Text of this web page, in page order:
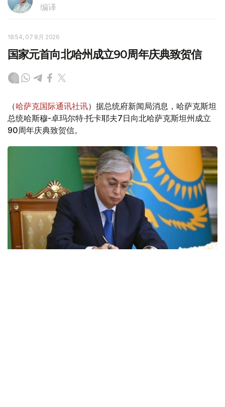
编译
18:54, 07 8月 2026
国家元首向北哈州成立90周年庆典致贺信
（哈萨克国际通讯社讯）据总统府新闻局消息，哈萨克斯坦
总统哈斯穆-卓玛尔特·托卡耶夫7日向北哈萨克斯坦州成立
90周年庆典致贺信。